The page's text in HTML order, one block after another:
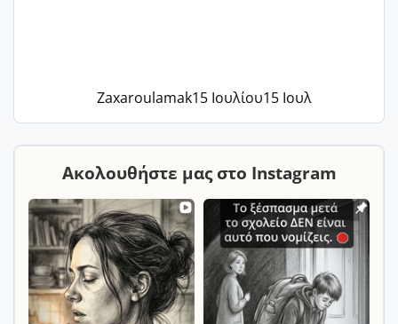
Zaxaroulamak15 Ιουλίου15 Ιουλ
Ακολουθήστε μας στο Instagram